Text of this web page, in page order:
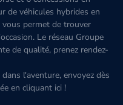
de véhicules hybrides en
vous permet de trouver
Le réseau Groupe
de qualité, prenez rendez-
l'aventure, envoyez dès
en cliquant ici !